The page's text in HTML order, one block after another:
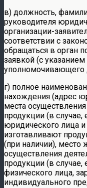
в) должность,
руководителя
организации-
соответствии с
обращаться в орган
заявкой (с
уполномочивающего
г) полное
нахождения (адрес
места
продукции (в случае,
юридического лица
изготавливают
(при наличии), место
осуществления
продукции (в случае,
физического лица,
индивидуального